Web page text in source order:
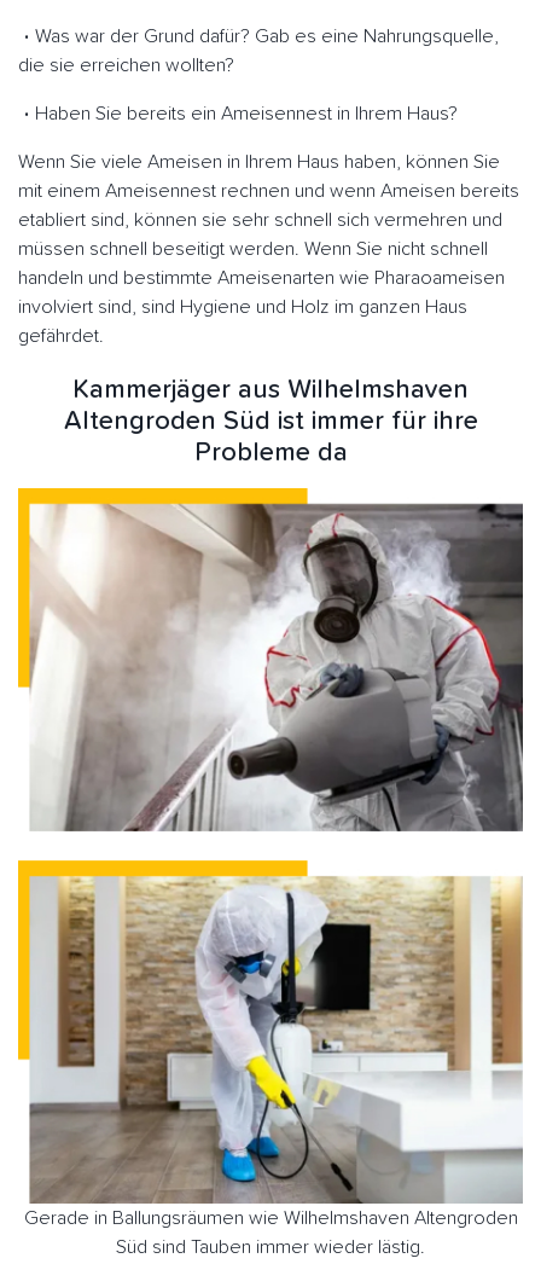
Was war der Grund dafür? Gab es eine Nahrungsquelle,
die sie erreichen wollten?
Haben Sie bereits ein Ameisennest in Ihrem Haus?
Wenn Sie viele Ameisen in Ihrem Haus haben, können Sie
mit einem Ameisennest rechnen und wenn Ameisen bereits
etabliert sind, können sie sehr schnell sich vermehren und
müssen schnell beseitigt werden. Wenn Sie nicht schnell
handeln und bestimmte Ameisenarten wie Pharaoameisen
involviert sind, sind Hygiene und Holz im ganzen Haus
gefährdet.
Kammerjäger aus Wilhelmshaven
Altengroden Süd ist immer für ihre
Probleme da
Gerade in Ballungsräumen wie Wilhelmshaven Altengroden
Süd sind Tauben immer wieder lästig.